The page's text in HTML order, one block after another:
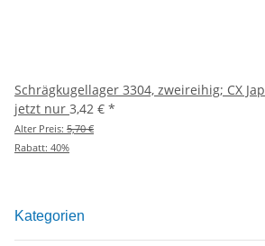
Schrägkugellager 3304, zweireihig; CX Jap
jetzt nur 3,42 € *
Alter Preis: 5,70 €
Rabatt: 40%
Kategorien